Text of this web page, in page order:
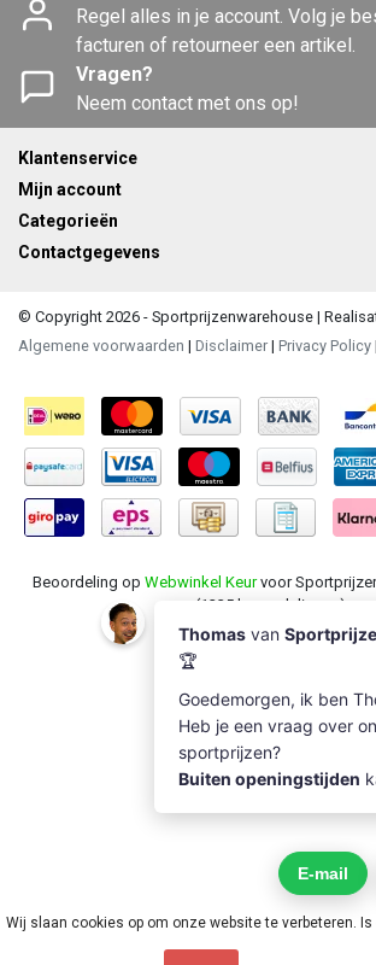
Regel alles in je account. Volg je
facturen of retourneer een artikel.
Vragen?
Neem contact met ons op!
Klantenservice
Mijn account
Categorieën
Contactgegevens
© Copyright 2026 - Sportprijzenwarehouse |
Algemene voorwaarden | Disclaimer | Privacy Policy |
Beoordeling op Webwinkel Keurvoor
(1235 beoordelingen)
Wij slaan cookies op om onze website te verbeteren.